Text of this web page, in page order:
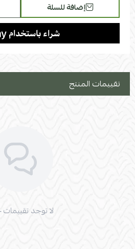
إضافة للسلة
تقييمات المنتج
لا توجد تقييمات